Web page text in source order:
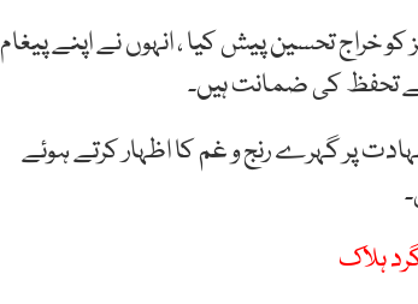
تحسین پیش کیا ، انہوں نے اپنے پیغام
تحفظ کی ضمانت ہیں۔
پر گہرے رنج و غم کا اظہار کرتے ہوئے